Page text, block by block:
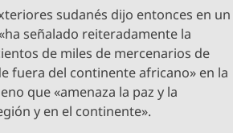
sudanés dijo entonces en un
señalado reiteradamente la
de miles de mercenarios de
fuera del continente africano» en la
que «amenaza la paz y la
y en el continente».